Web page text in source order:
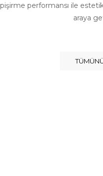
pişirme performansı ile
araya